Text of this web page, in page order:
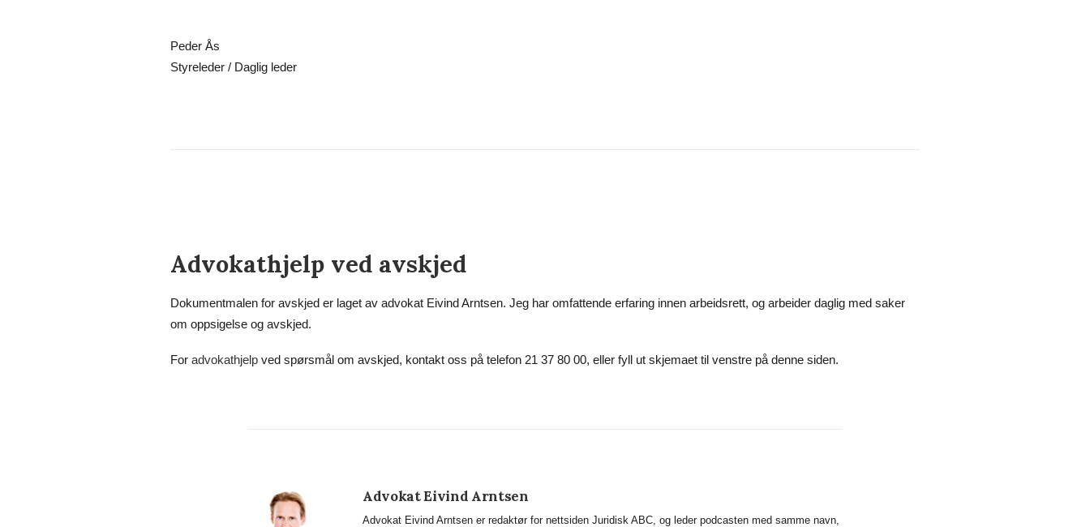
Peder Ås
Styreleder / Daglig leder
Advokathjelp ved avskjed
Dokumentmalen for avskjed er laget av advokat Eivind Arntsen. Jeg har omfattende erfaring innen arbeidsrett, og arbeider daglig med saker
om oppsigelse og avskjed.
For advokathjelp ved spørsmål om avskjed, kontakt oss på telefon 21 37 80 00, eller fyll ut skjemaet til venstre på denne siden.
Advokat Eivind Arntsen
Advokat Eivind Arntsen er redaktør for nettsiden Juridisk ABC, og leder podcasten med samme navn,